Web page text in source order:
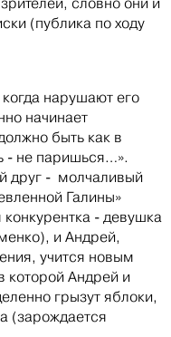
(публика по ходу
нарушают его
начинает
быть как в
- не паришься…».
друг - молчаливый
Галины»
- девушка
и Андрей,
учится новым
которой Андрей и
грызут яблоки,
(зарождается